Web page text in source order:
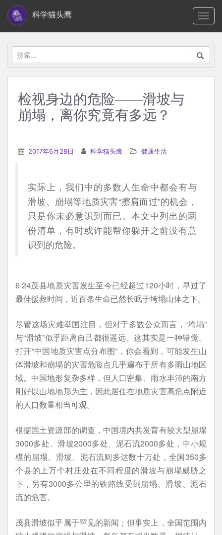
i
科学猫头鹰
搜
索：
检视身边的危险——滑坡与
崩塌，离你究竟有多远？
2017年6月28日 科学猫头鹰 健康生活
实际上，我们中的多数人生命中都会有与
滑坡、崩塌等地质灾害“擦肩而过”的机会，
只是你未必意识到而已。本文中列出的两
份清单，有时或许能帮你躲开之前没有意
识到的危险。
6·24茂县地质灾害发生至今已经超过120小时，早过了
最佳援救时间，近百条生命已然长眠于垮塌山体之下。
尽管这场灾难举国注目，但对于多数公众而言，“垮塌”
与“滑坡”似乎距离自己都很遥远。这其实是一种错觉。
打开“中国地质灾害点分布图”，你会看到，可能发生山
体滑坡和崩塌的灾害危险点几乎遍布于所有多雨山地区
域。中国地形复杂多样，但人口密集、雨水丰沛的南方
刚好以山地地形为主，因此居住在地质灾害高危点附近
的人口数量相当可观。
根据国土资源部的调查，中国境内共发育有较大型崩塌
3000多处、滑坡2000多处、泥石流2000多处，中小规
模的崩塌、滑坡、泥石流则多达数十万处，全国350多
个县的上万个村庄处在不同程度的滑坡与崩塌威胁之
下，另有3000多公里的铁路线受到崩塌、滑坡、泥石
流的危害。
茂县滑坡似乎属于罕见的新闻；但事实上，全国范围内